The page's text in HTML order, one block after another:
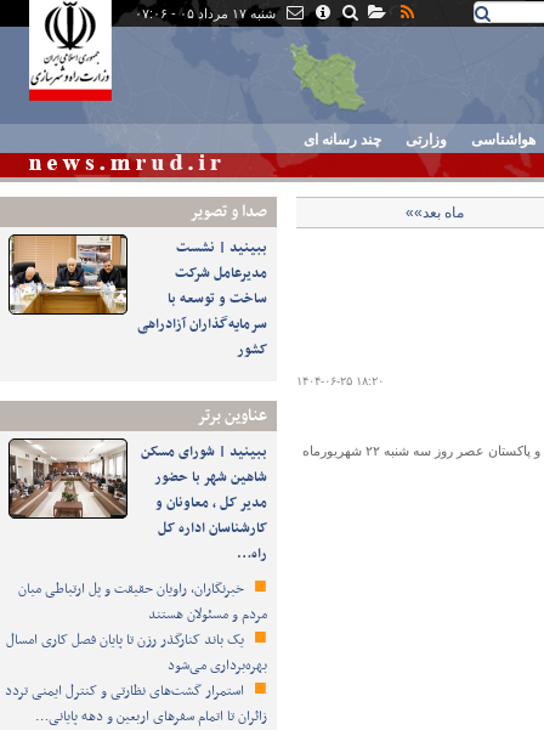
شنبه ۱۷ مرداد ۰۵ - ۰۷:۰۶
هواشناسی وزارتی چند رسانه ای
صدا و تصوير
ببینید | نشست
مدیرعامل شرکت
ساخت و توسعه با
سرمایه‌گذاران آزادراهی
کشور
عناوین برتر
ببینید | شورای مسکن
شاهین شهر با حضور
مدیر کل ، معاونان و
کارشناسان اداره کل
راه…
خبرنگاران، راویان حقیقت و پل ارتباطی میان
مردم و مسئولان هستند
یک باند کنارگذر رزن تا پایان فصل کاری امسال
بهره‌برداری می‌شود
استمرار گشت‌های نظارتی و کنترل ایمنی تردد
زائران تا اتمام سفرهای اربعین و دهه پایانی…
ماه بعد»»
۱۴۰۴-۰۶-۲۵ ۱۸:۲۰
سند یادداشت تفاهم بیست و دومین اجلاس کمیسیون مشترک همکاری‌های اقتصادی ایران و پاکستان عصر روز سه شنبه ۲۲ شهریورماه